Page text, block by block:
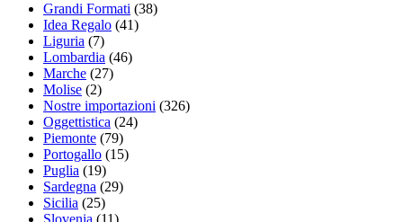
Grandi Formati (38)
Idea Regalo (41)
Liguria (7)
Lombardia (46)
Marche (27)
Molise (2)
Nostre importazioni (326)
Oggettistica (24)
Piemonte (79)
Portogallo (15)
Puglia (19)
Sardegna (29)
Sicilia (25)
Slovenia (11)